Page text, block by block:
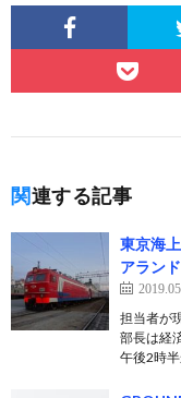
関連する記事
東京海
アラン
担当者が
部長は経
午後2時